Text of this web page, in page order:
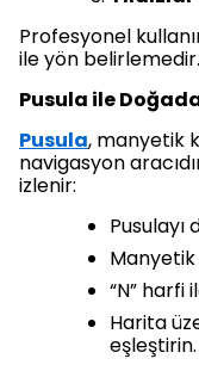
Profesyonel
ile yön belirlemedir.
Pusula ile
Pusula, manyetik
navigasyon
izlenir:
Pusulayı
“N” harfi
Harita
eşleştirin.